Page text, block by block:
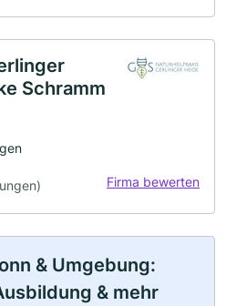
Schramm
Firma bewerten
& Umgebung:
& mehr